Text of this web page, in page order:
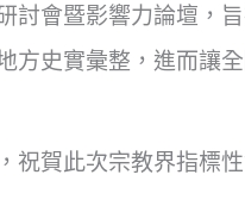
討會暨影響力論壇，
方史實彙整，進而讓
祝賀此次宗教界指標